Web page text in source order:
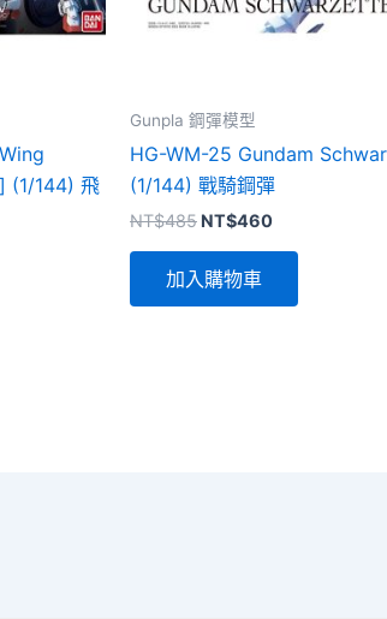
(1/144) 飛
Gunpla 鋼彈模型
HG-WM-25 Gundam
(1/144) 戰騎鋼彈
NT$485 原
格：
NT$485。
NT$460目
NT$460。
加入購物車